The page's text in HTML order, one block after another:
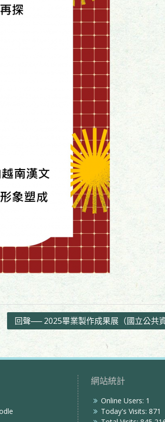
回聲── 2025畢業製作成果展（國立公共
網站統計
Online Users: 1
Today's Visits: 871